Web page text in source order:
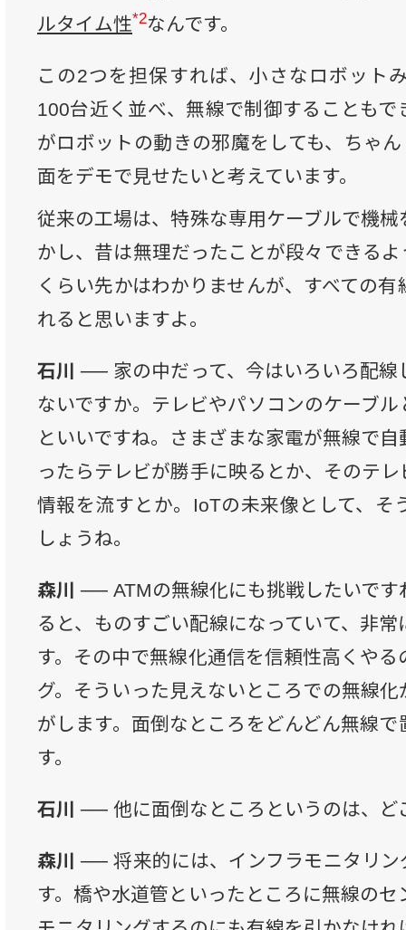
ルタイム性*2なんです。
この2つを担保すれば、小さなロボット
100台近く並べ、無線で制御することもで
がロボットの動きの邪魔をしても、ちゃ
面をデモで見せたいと考えています。
従来の工場は、特殊な専用ケーブルで機
かし、昔は無理だったことが段々できる
くらい先かはわかりませんが、すべての
れると思いますよ。
石川 ── 家の中だって、今はいろいろ配
ないですか。テレビやパソコンのケーブ
といいですね。さまざまな家電が無線で
ったらテレビが勝手に映るとか、そのテ
情報を流すとか。IoTの未来像として、そ
しょうね。
森川 ── ATMの無線化にも挑戦したいで
ると、ものすごい配線になっていて、非
す。その中で無線化通信を信頼性高くや
グ。そういった見えないところでの無線
がします。面倒なところをどんどん無線
す。
石川 ── 他に面倒なところというのは、ど
森川 ──将来的には、インフラモニタリ
す。橋や水道管といったところに無線の